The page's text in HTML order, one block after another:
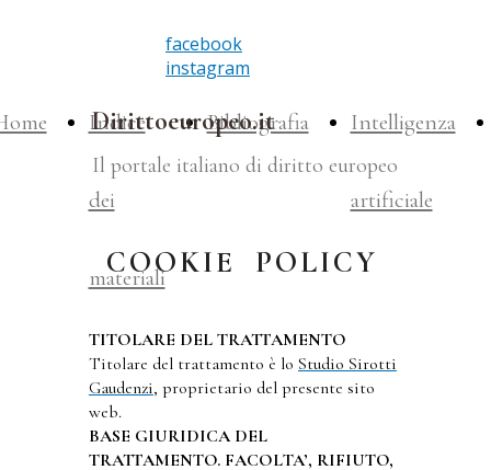
facebook
instagram
Il portale italiano di diritto europeo
Indice
dei
materiali
Bibliografia Intelligenza
artificiale
Dirittoeuropeo.it
COOKIE POLICY
TITOLARE DEL TRATTAMENTO
Titolare del trattamento è lo Studio Sirotti
Gaudenzi, proprietario del presente sito
web.
BASE GIURIDICA DEL
TRATTAMENTO. FACOLTA’, RIFIUTO,